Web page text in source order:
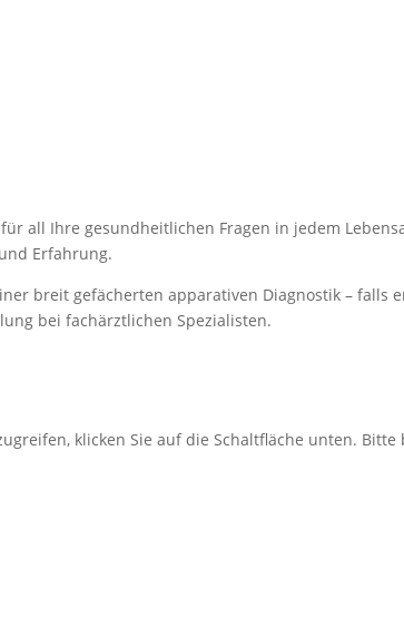
all Ihre gesundheitlichen Fragen in jedem
Erfahrung.
breit gefächerten apparativen Diagnostik – falls
bei fachärztlichen Spezialisten.
klicken Sie auf die Schaltfläche unten. Bitte